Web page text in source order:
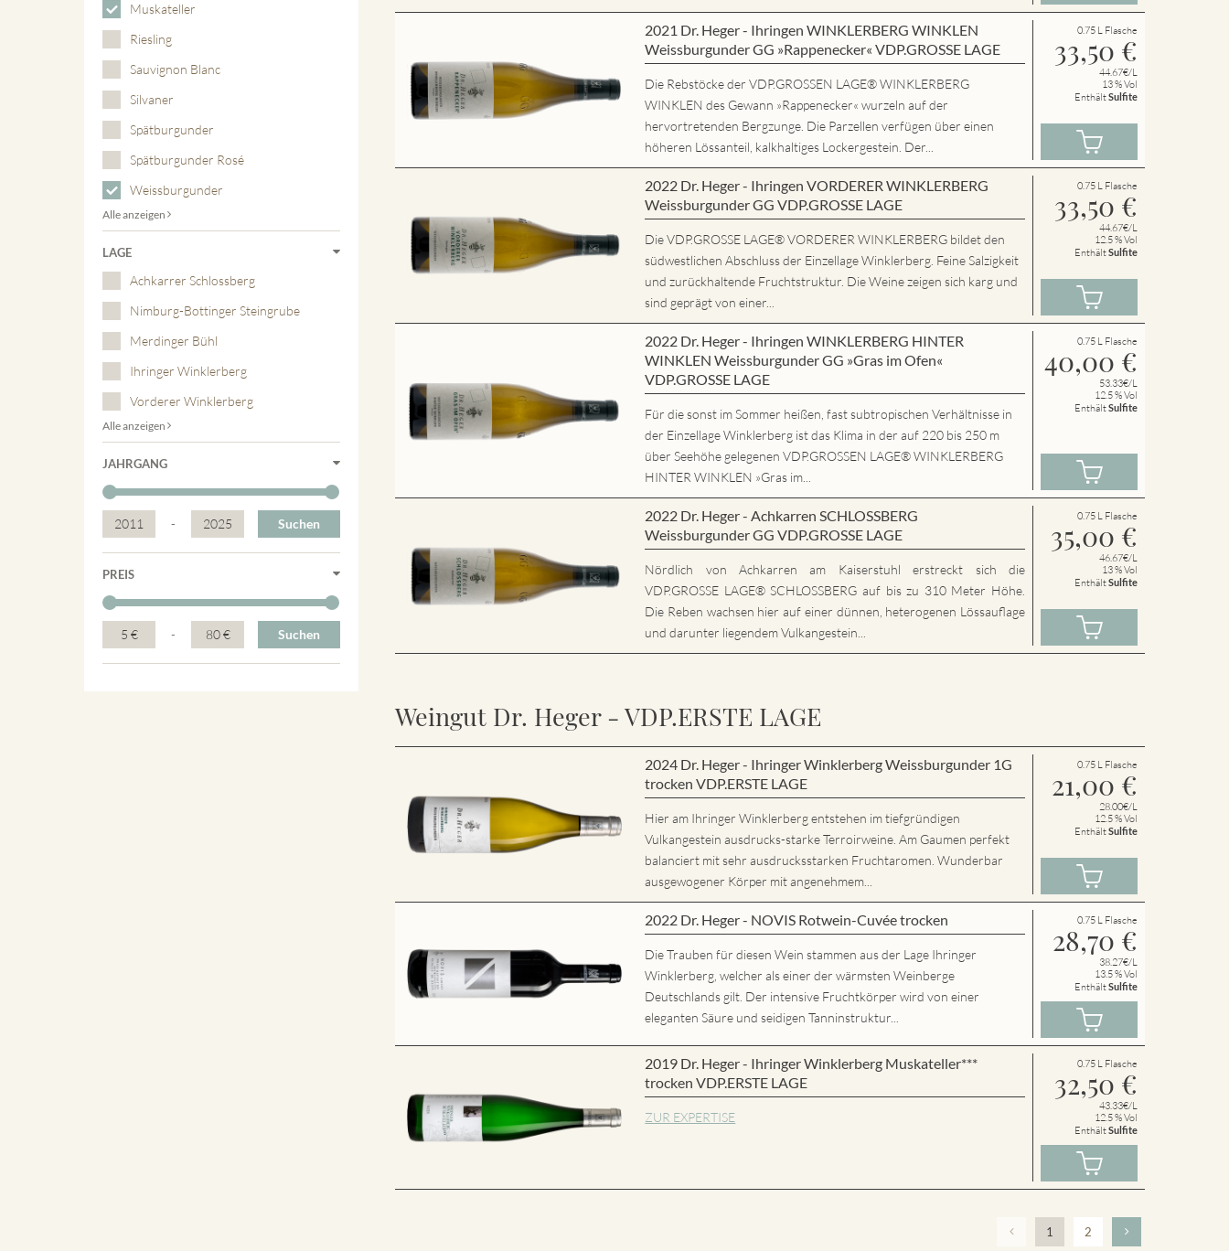
Muskateller
Riesling
Sauvignon Blanc
Silvaner
Spätburgunder
Spätburgunder Rosé
Weissburgunder
Alle anzeigen
LAGE
Achkarrer Schlossberg
Nimburg-Bottinger Steingrube
Merdinger Bühl
Ihringer Winklerberg
Vorderer Winklerberg
Alle anzeigen
JAHRGANG
2011 - 2025 Suchen
PREIS
5 € - 80 € Suchen
2021 Dr. Heger - Ihringen WINKLERBERG WINKLEN
Weissburgunder GG »Rappenecker« VDP.GROSSE LAGE
Die Rebstöcke der VDP.GROSSEN LAGE® WINKLERBERG
WINKLEN des Gewann »Rappenecker« wurzeln auf der
hervortretenden Bergzunge. Die Parzellen verfügen über einen
höheren Lössanteil, kalkhaltiges Lockergestein. Der...
0.75 L Flasche
33,50 €
44.67€/L
13 % Vol
EnthältSulfite
2022 Dr. Heger - Ihringen VORDERER WINKLERBERG
Weissburgunder GG VDP.GROSSE LAGE
Die VDP.GROSSE LAGE® VORDERER WINKLERBERG bildet den
südwestlichen Abschluss der Einzellage Winklerberg. Feine Salzigkeit
und zurückhaltende Fruchtstruktur. Die Weine zeigen sich karg und
sind geprägt von einer...
0.75 L Flasche
33,50 €
44.67€/L
12.5 % Vol
EnthältSulfite
2022 Dr. Heger - Ihringen WINKLERBERG HINTER
WINKLEN Weissburgunder GG »Gras im Ofen«
VDP.GROSSE LAGE
Für die sonst im Sommer heißen, fast subtropischen Verhältnisse in
der Einzellage Winklerberg ist das Klima in der auf 220 bis 250 m
über Seehöhe gelegenen VDP.GROSSEN LAGE® WINKLERBERG
HINTER WINKLEN »Gras im...
0.75 L Flasche
40,00 €
53.33€/L
12.5 % Vol
EnthältSulfite
2022 Dr. Heger - Achkarren SCHLOSSBERG
Weissburgunder GG VDP.GROSSE LAGE
Nördlich von Achkarren am Kaiserstuhl erstreckt sich die
VDP.GROSSE LAGE® SCHLOSSBERG auf bis zu 310 Meter Höhe.
Die Reben wachsen hier auf einer dünnen, heterogenen Lössauflage
und darunter liegendem Vulkangestein...
0.75 L Flasche
35,00 €
46.67€/L
13 % Vol
EnthältSulfite
Weingut Dr. Heger - VDP.ERSTE LAGE
2024 Dr. Heger - Ihringer Winklerberg Weissburgunder 1G
trocken VDP.ERSTE LAGE
Hier am Ihringer Winklerberg entstehen im tiefgründigen
Vulkangestein ausdrucks-starke Terroirweine. Am Gaumen perfekt
balanciert mit sehr ausdrucksstarken Fruchtaromen. Wunderbar
ausgewogener Körper mit angenehmem...
0.75 L Flasche
21,00 €
28.00€/L
12.5 % Vol
EnthältSulfite
2022 Dr. Heger - NOVIS Rotwein-Cuvée trocken
Die Trauben für diesen Wein stammen aus der Lage Ihringer
Winklerberg, welcher als einer der wärmsten Weinberge
Deutschlands gilt. Der intensive Fruchtkörper wird von einer
eleganten Säure und seidigen Tanninstruktur...
0.75 L Flasche
28,70 €
38.27€/L
13.5 % Vol
EnthältSulfite
2019 Dr. Heger - Ihringer Winklerberg Muskateller***
trocken VDP.ERSTE LAGE
ZUR EXPERTISE
0.75 L Flasche
32,50 €
43.33€/L
12.5 % Vol
EnthältSulfite
1 2